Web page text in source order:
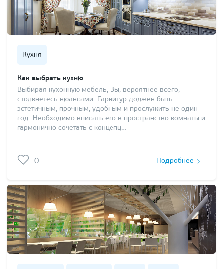
Кухня
Как выбрать кухню
Выбирая кухонную мебель, Вы, вероятнее всего,
столкнетесь нюансами. Гарнитур должен быть
эстетичным, прочным, удобным и прослужить не один
год. Необходимо вписать его в пространство комнаты и
гармонично сочетать с концепц…
0 Подробнее